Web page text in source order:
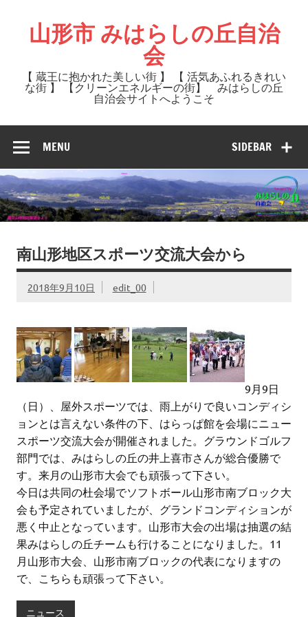
content山形市 みはらしの丘自治
会
【 蔵王に抱かれた美しい街 】 【 活気あふれるきれい
な街 】 【クリーンエネルギーの街】 みはらしの丘
自治会サイトへようこそ
SIDEBAR
MENU
南山形地区スポーツ交流大会から
2018年9月10日 edit_00
9月9日
（日）、屋外スポーツでは、雨上がりで良いコンディシ
ョンとは言えない条件の下、はらっぱ館を会場にニュー
スポーツ交流大会が開催されました。グラウンドゴルフ
部門では、みはらしの丘の井上喜市さんが総合優勝で
す。来月の山形市大会でも頑張って下さい。
今日は共同の杜会場でソフトボール山形市南ブロック大
会も予定されていましたが、グランドコンディションが
悪く中止となっています。山形市大会の出場は抽選の結
果みはらしの丘チームも行けることになりました。11
月山形市大会、山形市南ブロックの代表になりますの
で、こちらも頑張って下さい。
ニュース